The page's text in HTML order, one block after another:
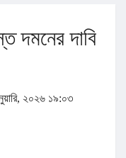
দমনের দাবি
২০২৬ ১৯:০৩